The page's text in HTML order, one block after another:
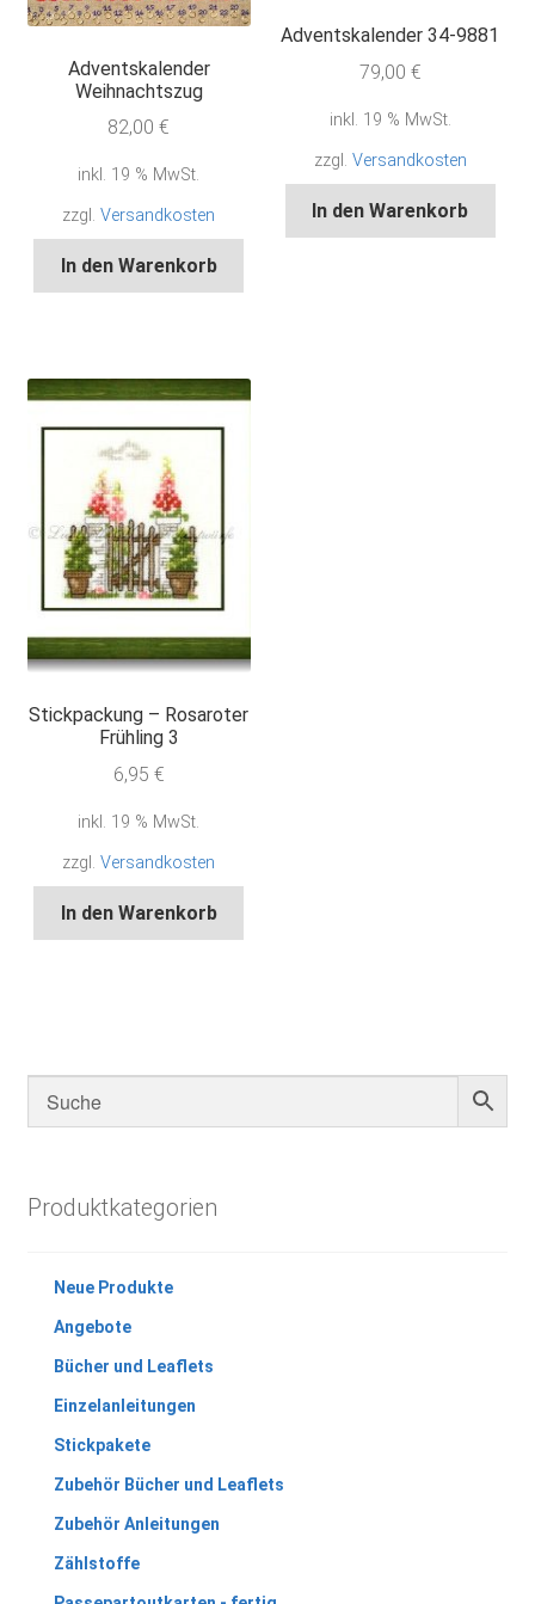
Adventskalender
Weihnachtszug
82,00€
inkl. 19 % MwSt.
zzgl.Versandkosten
In den Warenkorb
Adventskalender 34-9881
79,00 €
inkl. 19 % MwSt.
zzgl. Versandkosten
In den Warenkorb
Stickpackung – Rosaroter
Frühling 3
6,95 €
inkl. 19 % MwSt.
zzgl.Versandkosten
In den Warenkorb
Produktkategorien
Neue Produkte
Angebote
Bücher und Leaflets
Einzelanleitungen
Stickpakete
Zubehör Bücher und Leaflets
Zubehör Anleitungen
Zählstoffe